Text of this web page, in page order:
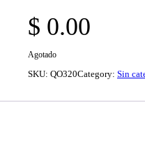
$ 0.00
Agotado
SKU: QO320Category: Sin